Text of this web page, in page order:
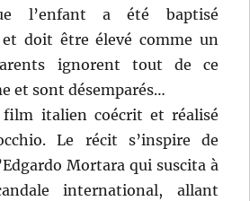
l’enfant a été baptisé
doit être élevé comme un
ignorent tout de ce
et sont désemparés…
italien coécrit et réalisé
Le récit s’inspire de
Mortara qui suscita à
international, allant